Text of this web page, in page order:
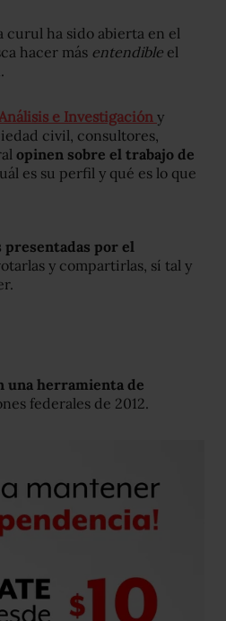
curul ha sido abierta en el
hacer más entendible el
e Investigación y
civil, consultores,
opinen sobre el trabajo de
es su perfil y qué es lo que
por el
y compartirlas, sí tal y
una herramienta de
federales de 2012.